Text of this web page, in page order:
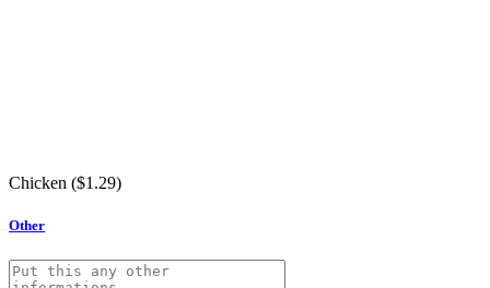
Chicken ($1.29)
Other